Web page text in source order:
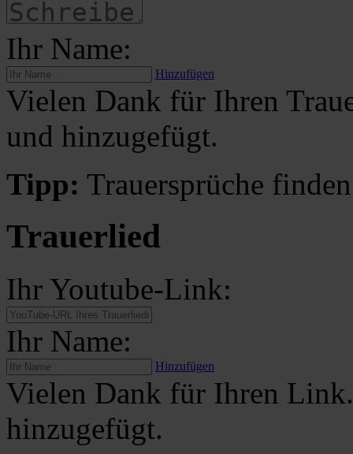
Ihr Name:
Hinzufügen
Vielen Dank für Ihren
und hinzugefügt.
Tipp: Trauersprüche
Trauerlied
Ihr Youtube-Link:
Ihr Name:
Hinzufügen
Vielen Dank für Ihren
hinzugefügt.